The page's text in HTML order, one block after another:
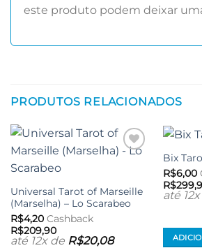
este produto podem deixar
PRODUTOS RELACIONADOS
Adicionar
Universal Tarot of Marseille
(Marselha) – Lo Scarabeo
R$4,20Cashback
R$209,90
até 12x de R$20,08
Bix
R$6,00
R$
até